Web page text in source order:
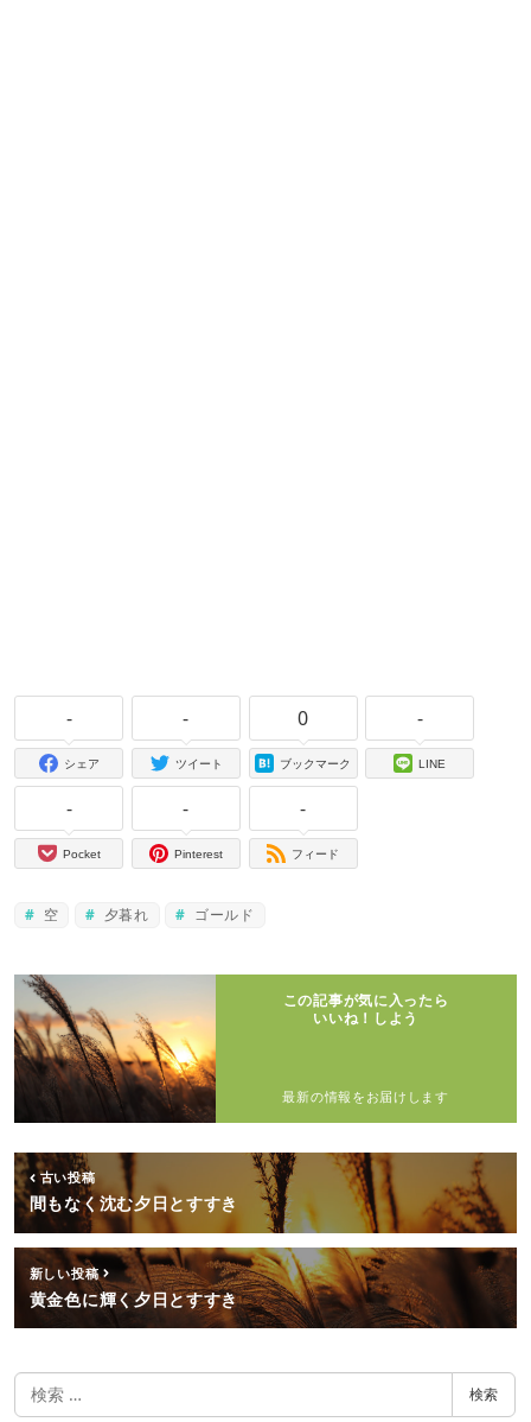
-
シェア
-
ツイート
0
ブックマーク
-
LINE
-
Pocket
-
Pinterest
-
フィード
空 夕暮れ ゴールド
この記事が気に入ったら
いいね！しよう
最新の情報をお届けします
古い投稿
間もなく沈む夕日とすすき
新しい投稿
黄金色に輝く夕日とすすき
検
索
検索